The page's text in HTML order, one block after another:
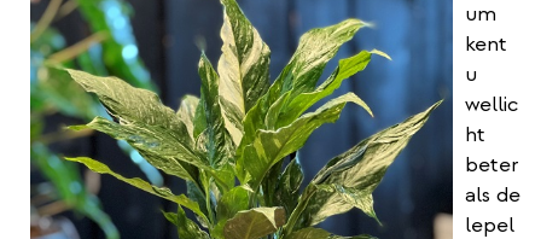
um
kent
u
wellic
ht
beter
als de
lepel